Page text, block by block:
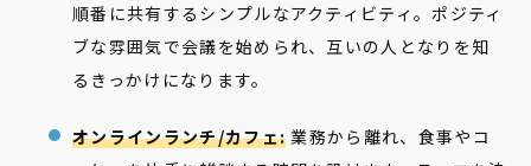
順番に共有するシンプルなアクティビティ。ポジティ
ブな雰囲気で会議を始められ、互いの人となりを知
るきっかけになります。
オンラインランチ/カフェ: 業務から離れ、食事やコ